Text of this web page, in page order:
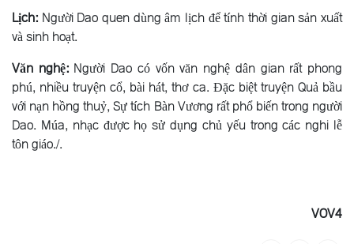
Lịch: Người Dao quen dùng âm lịch để tính thời gian sản xuất
và sinh hoạt.
Văn nghệ: Người Dao có vốn văn nghệ dân gian rất phong
phú, nhiều truyện cổ, bài hát, thơ ca. Ðặc biệt truyện Quả bầu
với nạn hồng thuỷ, Sự tích Bàn Vương rất phổ biến trong người
Dao. Múa, nhạc được họ sử dụng chủ yếu trong các nghi lễ
tôn giáo./.
VOV4